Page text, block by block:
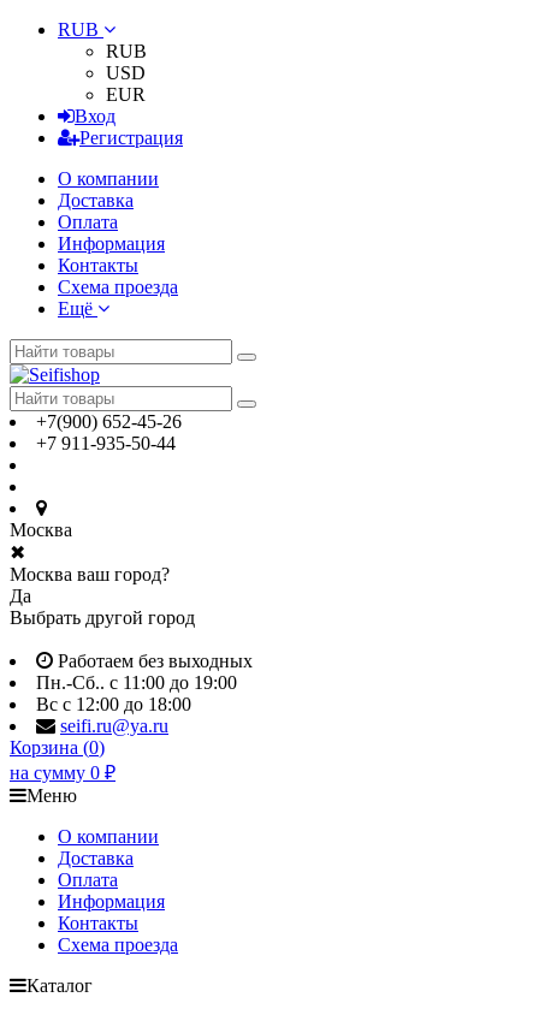
RUB
RUB
USD
EUR
Вход
Регистрация
О компании
Доставка
Оплата
Информация
Контакты
Схема проезда
Ещё
+7(900) 652-45-26
+7 911-935-50-44
Москва
✖
Москва ваш город?
Да
Выбрать другой город
Работаем без выходных
Пн.-Сб.. с 11:00 до 19:00
Вс с 12:00 до 18:00
seifi.ru@ya.ru
Корзина (0)
на сумму 0 ₽
Меню
О компании
Доставка
Оплата
Информация
Контакты
Схема проезда
Каталог